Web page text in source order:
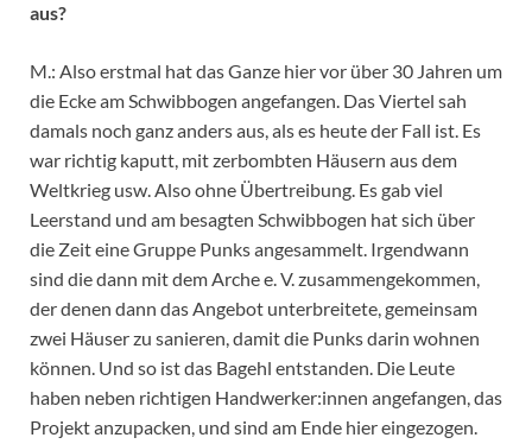
aus?
M.: Also erstmal hat das Ganze hier vor über 30 Jahren um
die Ecke am Schwibbogen angefangen. Das Viertel sah
damals noch ganz anders aus, als es heute der Fall ist. Es
war richtig kaputt, mit zerbombten Häusern aus dem
Weltkrieg usw. Also ohne Übertreibung. Es gab viel
Leerstand und am besagten Schwibbogen hat sich über
die Zeit eine Gruppe Punks angesammelt. Irgendwann
sind die dann mit dem Arche e. V. zusammengekommen,
der denen dann das Angebot unterbreitete, gemeinsam
zwei Häuser zu sanieren, damit die Punks darin wohnen
können. Und so ist das Bagehl entstanden. Die Leute
haben neben richtigen Handwerker:innen angefangen, das
Projekt anzupacken, und sind am Ende hier eingezogen.